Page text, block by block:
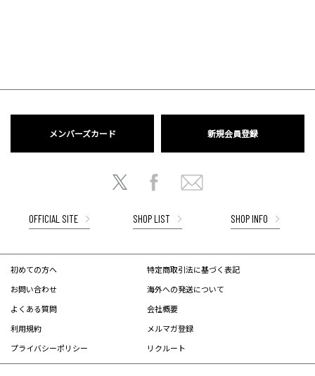
メンバーズカード 新規会員登録
OFFICIAL SITE SHOP LIST SHOP INFO
初めての方へ
お問い合わせ
よくある質問
利用規約
プライバシーポリシー
特定商取引法に基づく表記
海外への発送について
会社概要
メルマガ登録
リクルート